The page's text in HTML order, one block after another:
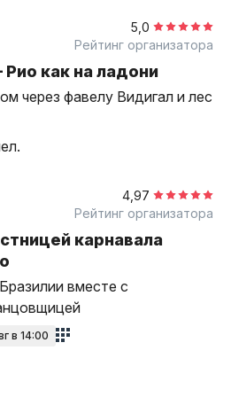
5,0
Рейтинг организатора
как на ладони
через фавелу Видигал и лес
4,97
Рейтинг организатора
карнавала
вместе с
в 14:00